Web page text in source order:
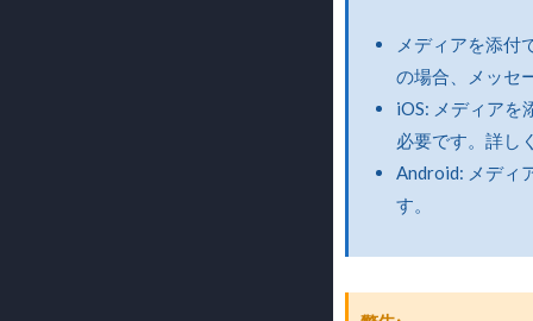
メディアを添付
の場合、メッセ
iOS: メディアを
必要です。詳し
Android: メディ
す。